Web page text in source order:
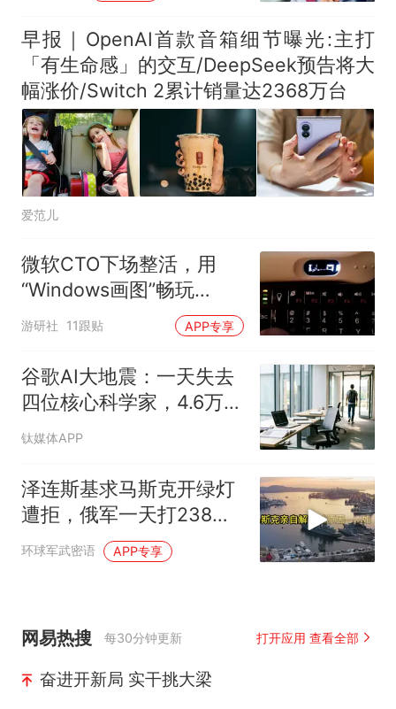
早报｜OpenAI首款音箱细节曝光:主打
「有生命感」的交互/DeepSeek预告将大
幅涨价/Switch 2累计销量达2368万台
爱范儿
微软CTO下场整活，用
“Windows画图”畅玩
DOOM
游研社 11跟贴 APP专享
谷歌AI大地震：一天失去
四位核心科学家，4.6万亿
美元巨头的重构之路
钛媒体APP
泽连斯基求马斯克开绿灯
遭拒，俄军一天打238场
战斗
环球军武密语 APP专享
网易热搜 每30分钟更新 打开应用 查看全部
奋进开新局 实干挑大梁